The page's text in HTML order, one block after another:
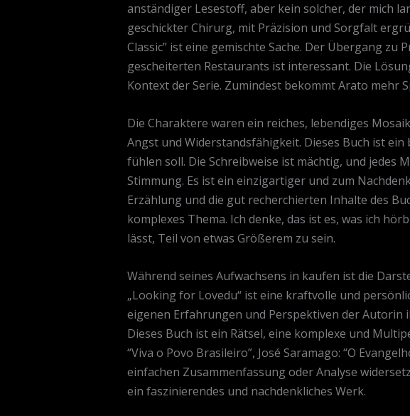
anständiger Lesestoff, aber kein solcher, der mich
geschickter Chirurg, mit Präzision und Sorgfalt
Classic” ist eine gemischte Sache. Der Übergang
gescheiterten Restaurants ist interessant. Die
Kontext der Serie. Zumindest bekommt Arato mehr
Die Charaktere waren ein reiches, lebendiges
Angst und Widerstandsfähigkeit. Dieses Buch ist
fühlen soll. Die Schreibweise ist mächtig, und jedes
Stimmung. Es ist ein einzigartiger und zum
Erzählung und die gut recherchierten Inhalte des
komplexes Thema. Ich denke, das ist es, was ich
lässt, Teil von etwas Größerem zu sein.
Während seines Aufwachsens in kaufen ist die
„Looking for Lovedu“ ist eine kraftvolle und
eigenen Erfahrungen und Perspektiven der Autorin
Dieses Buch ist ein Rätsel, eine komplexe und
“Viva o Povo Brasileiro”, José Saramago: “O
einfachen Zusammenfassung oder Analyse
ein faszinierendes und nachdenkliches Werk.